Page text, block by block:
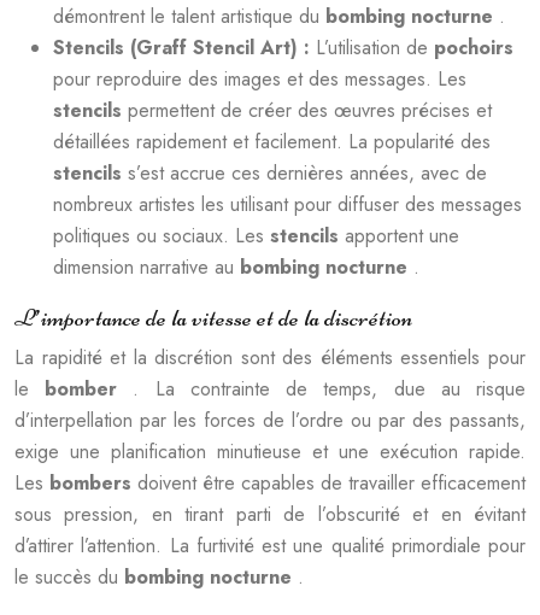
démontrent le talent artistique du bombing nocturne .
Stencils (Graff Stencil Art) : L’utilisation de pochoirs
pour reproduire des images et des messages. Les
stencils permettent de créer des œuvres précises et
détaillées rapidement et facilement. La popularité des
stencils s’est accrue ces dernières années, avec de
nombreux artistes les utilisant pour diffuser des messages
politiques ou sociaux. Les stencils apportent une
dimension narrative au bombing nocturne .
L’importance de la vitesse et de la discrétion
La rapidité et la discrétion sont des éléments essentiels pour
le bomber . La contrainte de temps, due au risque
d’interpellation par les forces de l’ordre ou par des passants,
exige une planification minutieuse et une exécution rapide.
Les bombers doivent être capables de travailler efficacement
sous pression, en tirant parti de l’obscurité et en évitant
d’attirer l’attention. La furtivité est une qualité primordiale pour
le succès du bombing nocturne .